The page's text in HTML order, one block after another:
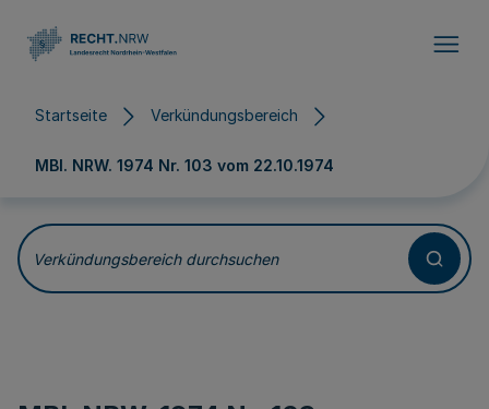
Startseite Verkündungsbereich
MBl. NRW. 1974 Nr. 103 vom 22.10.1974
Verkündungsbereich durchsuchen